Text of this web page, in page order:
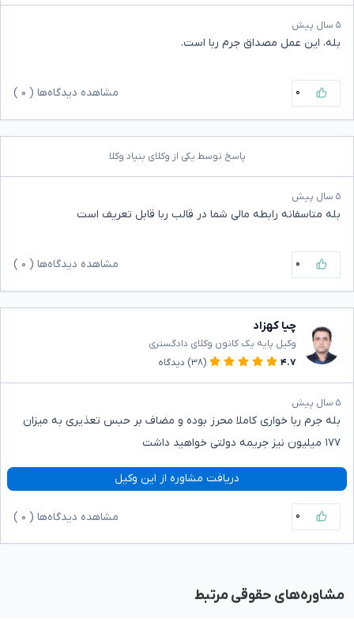
۵ سال پیش
بله، این عمل مصداق جرم ربا است.
۰ مشاهده دیدگاه‌ها ( ۰
پاسخ توسط یکی از وکلای بنیاد وکلا
۵ سال پیش
بله متاسفانه رابطه مالی شما در قالب ربا قابل تعریف است
۰ مشاهده دیدگاه‌ها ( ۰
چیا کهزاد
وکیل پایه یک کانون وکلای دادگستری
۴.۷
(۳۸) دیدگاه
۵ سال پیش
بله جرم ربا خواری کاملا محرز بوده و مضاف بر حبس تعذیری به میزان
۱۷۷ میلیون نیز جریمه دولتی خواهید داشت
دریافت مشاوره از این وکیل
۰ مشاهده دیدگاه‌ها ( ۰
مشاوره‌های حقوقی مرتبط